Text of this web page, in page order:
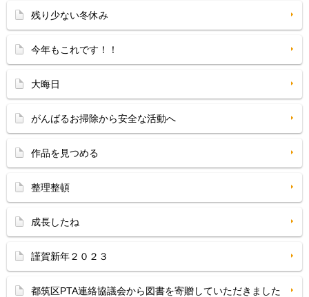
残り少ない冬休み
今年もこれです！！
大晦日
がんばるお掃除から安全な活動へ
作品を見つめる
整理整頓
成長したね
謹賀新年２０２３
都筑区PTA連絡協議会から図書を寄贈していただきました